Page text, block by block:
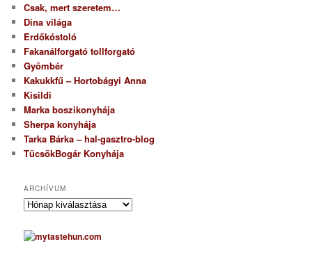
Csak, mert szeretem…
Dina világa
Erdőkóstoló
Fakanálforgató tollforgató
Gyömbér
Kakukkfű – Hortobágyi Anna
Kisildi
Marka boszikonyhája
Sherpa konyhája
Tarka Bárka – hal-gasztro-blog
TücsökBogár Konyhája
ARCHÍVUM
A
c
h